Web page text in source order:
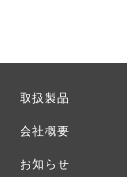
ゲ
ー
シ
取扱製品
会社概要
お知らせ